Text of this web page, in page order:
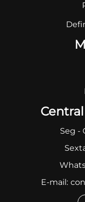
Seg -
E-mail: